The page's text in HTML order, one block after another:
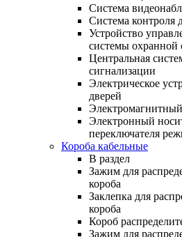
Система
Система контроля
Устройство
системы охранной
Центральная
сигнализации
Электрическое
дверей
Электронный
переключателя
Короба кабельные
В раздел
Зажим для
короба
Заклепка для
короба
Короб
Зажим для